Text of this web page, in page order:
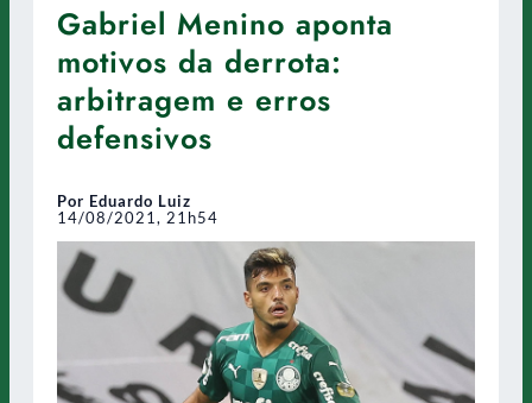
Gabriel Menino aponta
motivos da derrota:
arbitragem e erros
defensivos
Por Eduardo Luiz
14/08/2021, 21h54